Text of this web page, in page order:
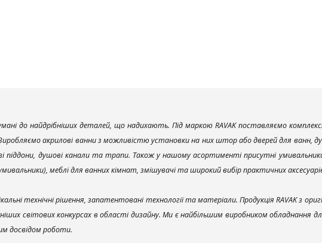
до найдрібніших деталей, що надихають. Під маркою RAVAK поставляємо
Виробляємо акрилові ванни з можливістю установки на них штор або дверей для ванн,
піддони, душові канали та трапи. Також у нашому асортименті присутні
меблі для ванних кімнат, змішувачі та широкий вибір практичних
технічні рішення, запатентовані технології та матеріали. Продукція RAVAK з
світових конкурсах в області дизайну. Ми є найбільшим виробником обладнання
досвідом роботи.